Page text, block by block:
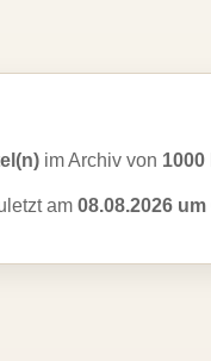
im Archiv von
am 08.08.2026